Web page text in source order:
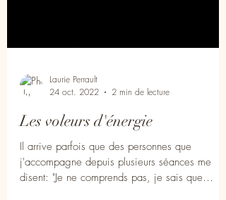
Laurie Perrault
Les voleurs d'énergie